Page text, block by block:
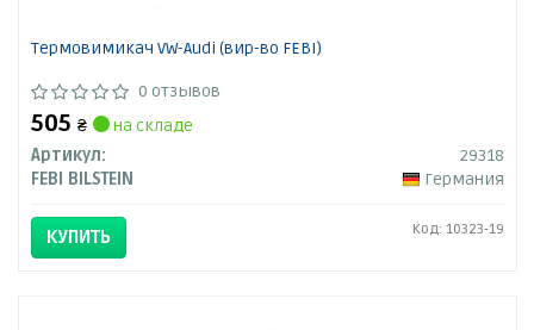
Термовимикач VW-Audi (вир-во FEBI)
0 отзывов
505 ₴
на складе
Артикул:
29318
FEBI BILSTEIN
Германия
КУПИТЬ Код: 10323-19